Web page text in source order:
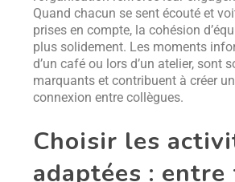
Quand chacun se sent écouté et
prises en compte, la cohésion
plus solidement. Les moments
d’un café ou lors d’un atelier, sont
marquants et contribuent à créer
connexion entre collègues.
Choisir les
adaptées :